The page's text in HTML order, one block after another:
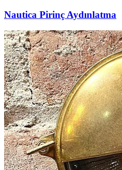
Nautica Pirinç Aydınlatma